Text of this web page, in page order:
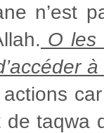
O les
de taqwa